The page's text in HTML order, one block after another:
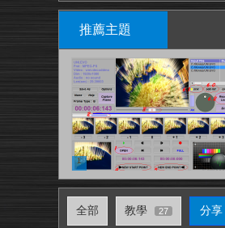
推薦主題
1
全部 教學 27 分享